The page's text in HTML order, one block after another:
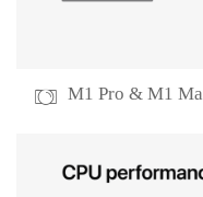
M1 Pro & M1